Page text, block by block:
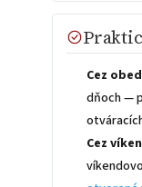
Cez
dňoch —
Cez